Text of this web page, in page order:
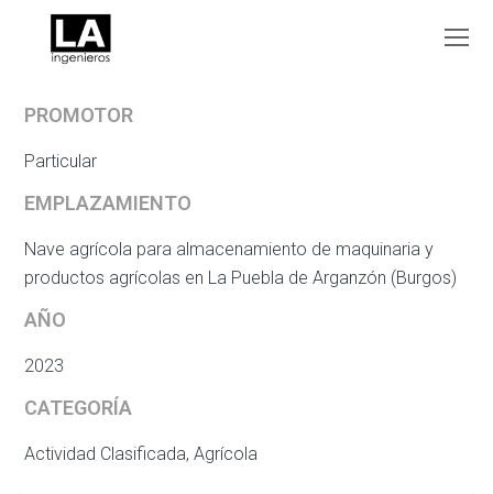
PROMOTOR
Particular
EMPLAZAMIENTO
Nave agrícola para almacenamiento de maquinaria y
productos agrícolas en La Puebla de Arganzón (Burgos)
AÑO
2023
CATEGORÍA
Actividad Clasificada, Agrícola